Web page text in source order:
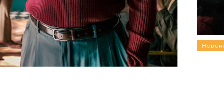
повернеться на Netflix з другим
грає Педро Алонсо, повернеться з
19.02.2024
Бунін
NYX
Ця лінія